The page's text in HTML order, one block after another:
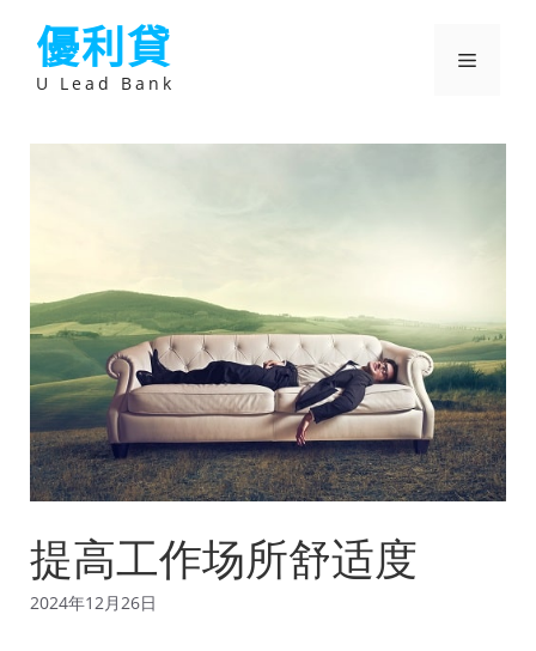
優利貸
U Lead Bank
選
提高工作场所舒适度
2024年12月26日